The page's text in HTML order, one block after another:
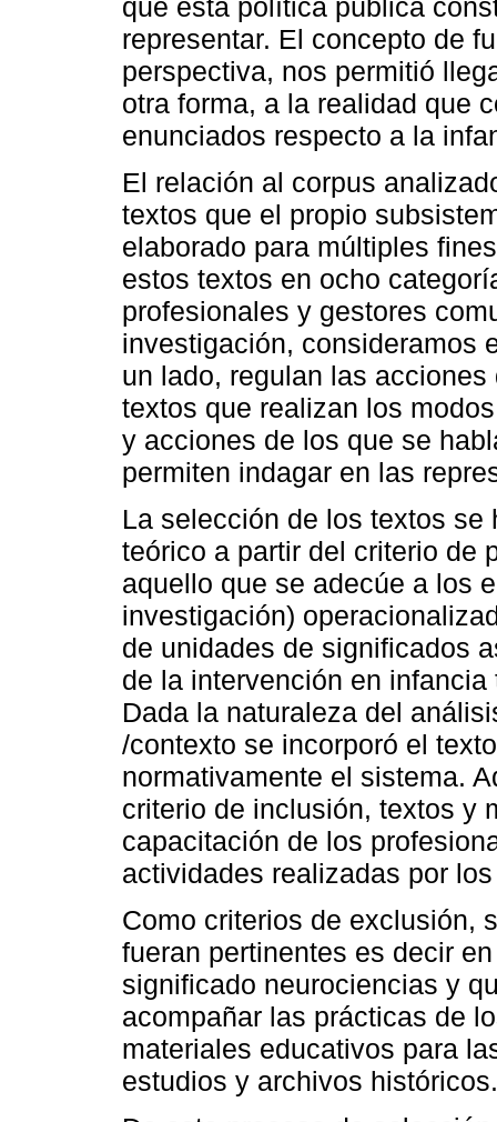
representar. El concepto de
perspectiva, nos permitió
otra forma, a la realidad que
enunciados respecto a la
El relación al corpus
textos que el propio
elaborado para múltiples
estos textos en ocho
profesionales y gestores
investigación, consideramos
un lado, regulan las
textos que realizan los
y acciones de los que se
permiten indagar en las
La selección de los textos
teórico a partir del criterio de
aquello que se adecúe a los
investigación)
de unidades de significados
de la intervención en
Dada la naturaleza del
/contexto se incorporó el
normativamente el sistema.
criterio de inclusión, textos y
capacitación de los
actividades realizadas por
Como criterios de exclusión,
fueran pertinentes es decir
significado neurociencias y
acompañar las prácticas de
materiales educativos para
estudios y archivos históricos.